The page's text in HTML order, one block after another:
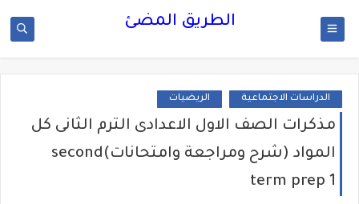
الطريق المضئ
الدراسات الاجتماعية الريضيات
مذكرات الصف الاول الاعدادى الترم الثانى كل
المواد (شرح ومراجعة وامتحانات)second
term prep 1